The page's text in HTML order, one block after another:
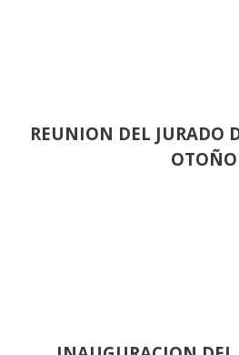
REUNION DEL JURADO
OTOÑO